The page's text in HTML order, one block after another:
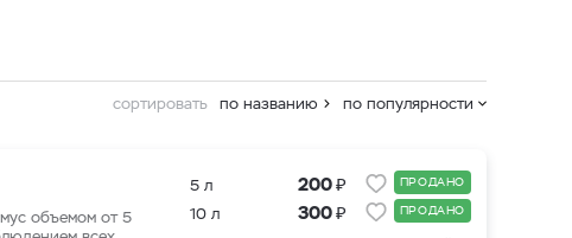
CANNA
удобрения Powder Feeding
сортировать по названию по популярности
объемом от 5
5 л 200₽ ПРОДАНО
10 л 300₽ ПРОДАНО